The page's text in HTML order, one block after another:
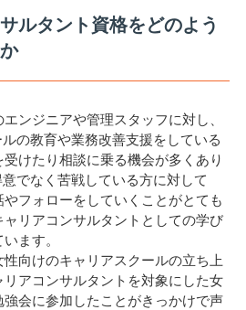
ルタント資格をどのよう
ンジニアや管理スタッフに対し、
の教育や業務改善支援をしている
けたり相談に乗る機会が多くあり
でなく苦戦している方に対して
フォローをしていくことがとても
リアコンサルタントとしての学び
ます。
向けのキャリアスクールの立ち上
アコンサルタントを対象にした女
会に参加したことがきっかけで声